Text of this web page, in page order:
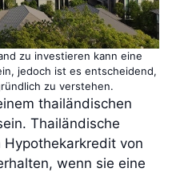
zu investieren kann eine
jedoch ist es entscheidend,
zu verstehen.
thailändischen
Thailändische
von
wenn sie eine